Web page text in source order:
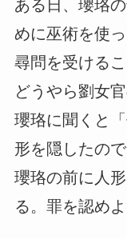
ある日、瓔珞
めに巫術を使
尋問を受けるこ
どうやら劉女
瓔珞に聞くと
形を隠したの
瓔珞の前に人
る。罪を認め